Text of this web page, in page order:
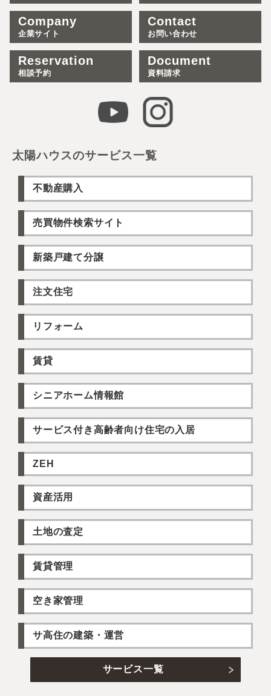
Company
企業サイト
Contact
お問い合わせ
Reservation
相談予約
Document
資料請求
太陽ハウスのサービス一覧
不動産購入
売買物件検索サイト
新築戸建て分譲
注文住宅
リフォーム
賃貸
シニアホーム情報館
サービス付き高齢者向け住宅の入居
ZEH
資産活用
土地の査定
賃貸管理
空き家管理
サ高住の建築・運営
サービス一覧